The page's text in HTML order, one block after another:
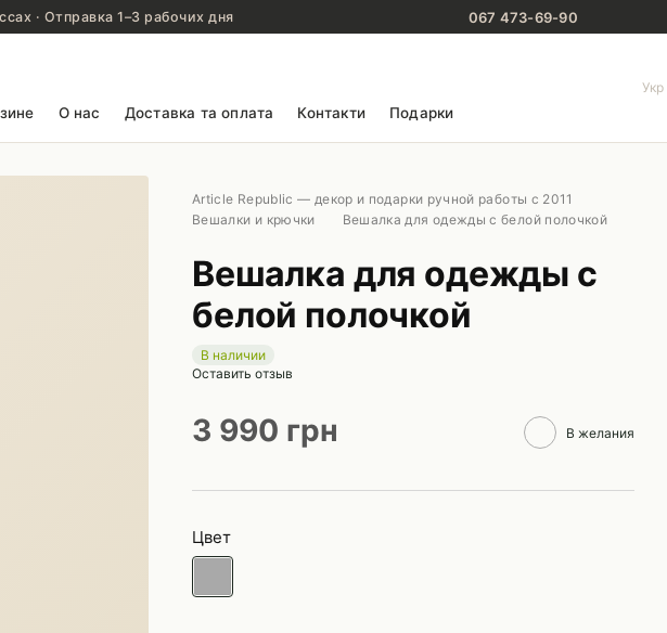
· Отправка 1–3 рабочих дня 067 473-69-90
О нас Доставка та оплата Контакти Подарки
Укр
Article Republic — декор и подарки ручной работы с 2011
Вешалки и крючки
Вешалка для одежды с белой полочкой
Вешалка для одежды с
белой полочкой
В наличии
Оставить отзыв
3 990 грн В желания
Цвет